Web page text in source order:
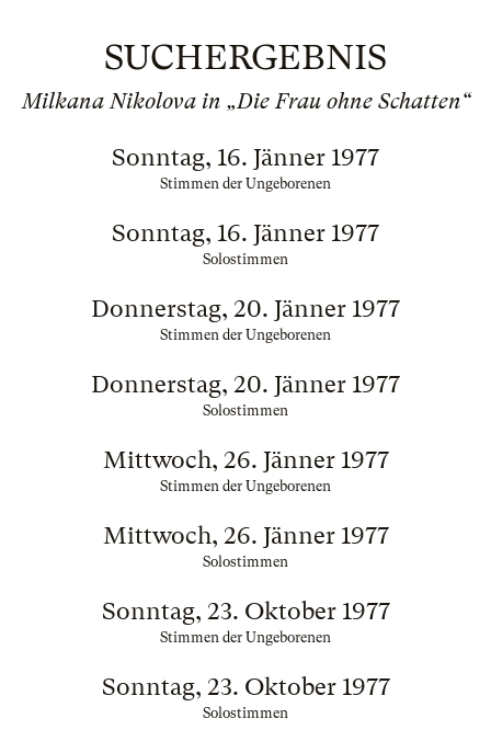
SUCHERGEBNIS
Milkana Nikolova in „Die Frau ohne Schatten“
Sonntag, 16. Jänner 1977
Stimmen der Ungeborenen
Sonntag, 16. Jänner 1977
Solostimmen
Donnerstag, 20. Jänner 1977
Stimmen der Ungeborenen
Donnerstag, 20. Jänner 1977
Solostimmen
Mittwoch, 26. Jänner 1977
Stimmen der Ungeborenen
Mittwoch, 26. Jänner 1977
Solostimmen
Sonntag, 23. Oktober 1977
Stimmen der Ungeborenen
Sonntag, 23. Oktober 1977
Solostimmen